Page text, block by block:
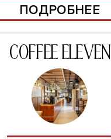
ПОДРОБНЕЕ
coffee eleven